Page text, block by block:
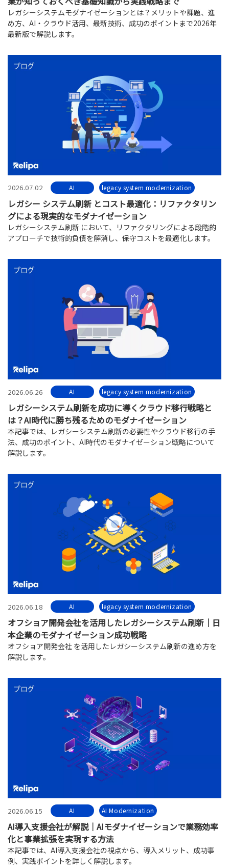
レガシーシステムモダナイゼーションとは？メリットや課題、進
め方、AI・クラウド活用、最新技術、成功のポイントまで2026年
最新版で解説します。
2026.07.02 AI legacy system modernization
レガシー システム刷新 とコスト最適化：リファクタリン
グによる現実的なモダナイゼーション
レガシーシステム刷新 において、リファクタリングによる段階的
アプローチで技術的負債を解消し、保守コストを最適化します。
2026.06.26 AI legacy system modernization
レガシーシステム刷新を成功に導くクラウド移行戦略と
は？AI時代に勝ち残るためのモダナイゼーション
本記事では、レガシーシステム刷新の必要性やクラウド移行の手
法、成功のポイント、AI時代のモダナイゼーション戦略について
解説します。
2026.06.18 AI legacy system modernization
オフショア開発会社を活用したレガシーシステム刷新｜日
本企業のモダナイゼーション成功戦略
オフショア開発会社 を活用したレガシーシステム刷新の進め方を
解説します。
2026.06.15 AI AI Modernization
AI導入支援会社が解説｜AIモダナイゼーションで業務効率
化と事業拡張を実現する方法
本記事では、AI導入支援会社の視点から、導入メリット、成功事
例、実践ポイントを詳しく解説します。